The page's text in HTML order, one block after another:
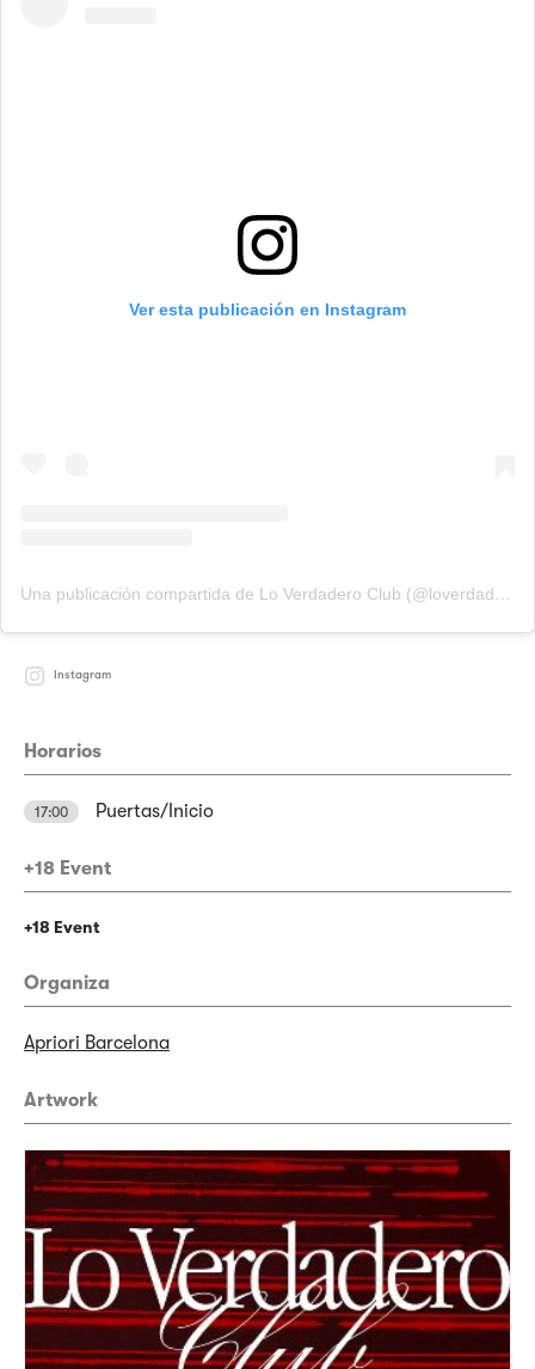
Ver esta publicación en Instagram
Una publicación compartida de Lo Verdadero Club (@loverdaderoclub)
Instagram
Horarios
17:00 Puertas/Inicio
+18 Event
+18 Event
Organiza
Apriori Barcelona
Artwork